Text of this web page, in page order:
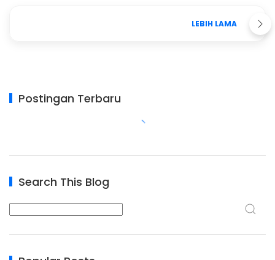
LEBIH LAMA
Postingan Terbaru
Search This Blog